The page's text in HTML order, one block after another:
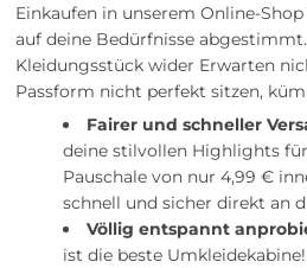
Einkaufen in unserem Online-
auf deine Bedürfnisse
Kleidungsstück wider Erwarten
Passform nicht perfekt sitzen,
Fairer und schneller
deine stilvollen Highlights
Pauschale von nur 4,99 €
schnell und sicher direkt an
Völlig entspannt
ist die beste